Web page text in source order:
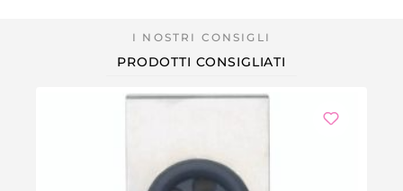
PRODOTTI CONSIGLIATI